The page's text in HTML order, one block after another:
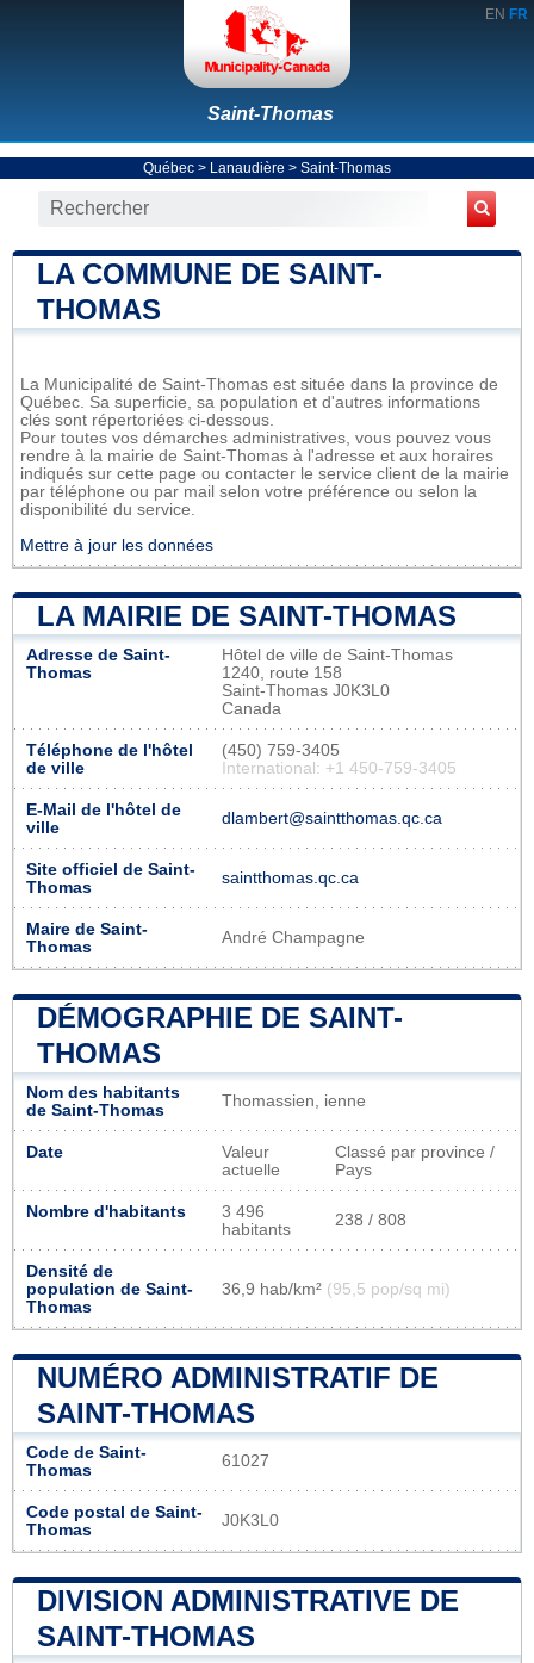
EN FR
Saint-Thomas
Québec > Lanaudière > Saint-Thomas
LA COMMUNE DE SAINT-
THOMAS
La Municipalité de Saint-Thomas est située dans la province de
Québec. Sa superficie, sa population et d'autres informations
clés sont répertoriées ci-dessous.
Pour toutes vos démarches administratives, vous pouvez vous
rendre à la mairie de Saint-Thomas à l'adresse et aux horaires
indiqués sur cette page ou contacter le service client de la mairie
par téléphone ou par mail selon votre préférence ou selon la
disponibilité du service.
Mettre à jour les données
LA MAIRIE DE SAINT-THOMAS
Adresse de Saint-
Thomas
Hôtel de ville de Saint-Thomas
1240, route 158
Saint-Thomas J0K3L0
Canada
Téléphone de l'hôtel
de ville
(450) 759-3405
International: +1 450-759-3405
E-Mail de l'hôtel de
ville
dlambert@saintthomas.qc.ca
Site officiel de Saint-
Thomas
saintthomas.qc.ca
Maire de Saint-
Thomas
André Champagne
DÉMOGRAPHIE DE SAINT-
THOMAS
Nom des habitants
de Saint-Thomas
Thomassien, ienne
Date
Valeur
actuelle
Classé par province /
Pays
Nombre d'habitants
3 496
habitants
238 / 808
Densité de
population de Saint-
Thomas
36,9 hab/km² (95,5 pop/sq mi)
NUMÉRO ADMINISTRATIF DE
SAINT-THOMAS
Code de Saint-
Thomas
61027
Code postal de Saint-
Thomas
J0K3L0
DIVISION ADMINISTRATIVE DE
SAINT-THOMAS